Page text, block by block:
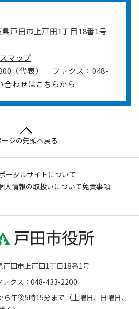
県戸田市上戸田1丁目18番1号
マップ
（代表）
ファクス：048-
合わせはこちらから
ージの先頭へ戻る
ータルサイトについて
人情報の取扱いについて免責事項
田市上戸田1丁目18番1号
クス：048-433-2200
午後5時15分まで（土曜日、日曜日、